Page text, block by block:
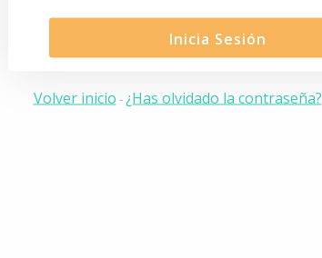
Inicia Sesión
Volver inicio -¿Has olvidado la contraseña?